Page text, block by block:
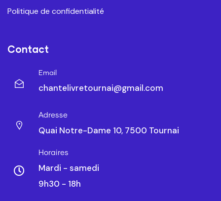
Politique de confidentialité
Contact
Email
chantelivretournai@gmail.com
Adresse
Quai Notre-Dame 10, 7500 Tournai
Horaires
Mardi - samedi
9h30 - 18h